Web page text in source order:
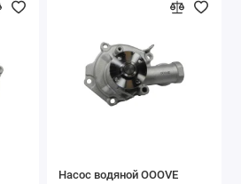
Насос водяной OOOVE